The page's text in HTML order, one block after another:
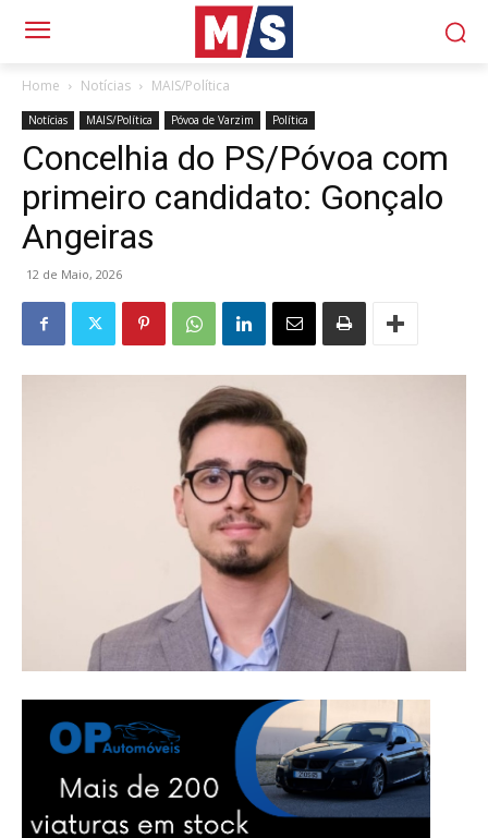
Home Notícias MAIS/Política
Notícias MAIS/Política Póvoa de Varzim Política
Concelhia do PS/Póvoa com
primeiro candidato: Gonçalo
Angeiras
12 de Maio, 2026